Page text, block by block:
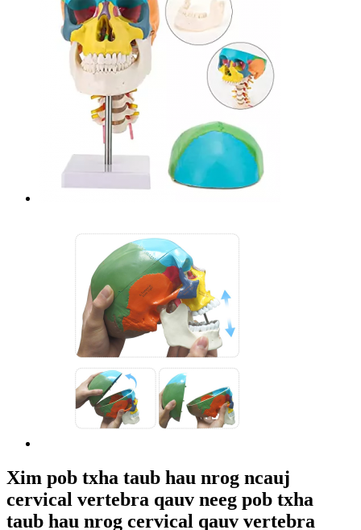
Xim pob txha taub hau nrog ncauj
cervical vertebra qauv neeg pob txha
taub hau nrog cervical qauv vertebra